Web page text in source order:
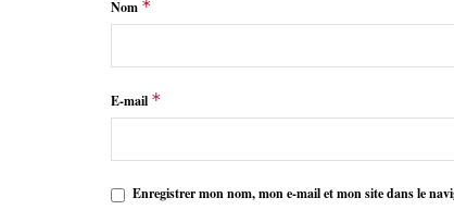
Nom *
E-mail *
Enregistrer mon nom, mon e-mail et mon site dans le